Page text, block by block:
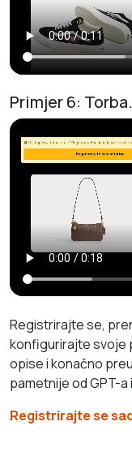
Primjer 6: Torba.
Registrirajte se,
konfigurirajte svoje
opise i konačno
pametnije od GPT-a
Registrirajte se